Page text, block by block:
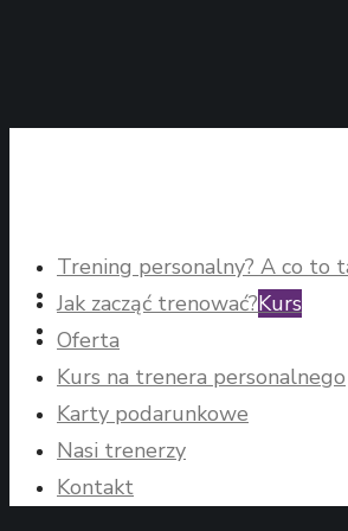
Trening personalny? A co to
Jak zacząć trenować?Kurs
Oferta
Kurs na trenera personalnego
Karty podarunkowe
Nasi trenerzy
Kontakt